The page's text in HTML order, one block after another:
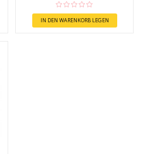
IN DEN WARENKORB LEGEN